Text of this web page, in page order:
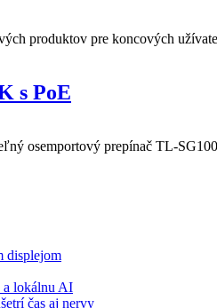
produktov pre koncových
s PoE
osemportový prepínač TL-
displejom
lokálnu AI
čas aj nervy